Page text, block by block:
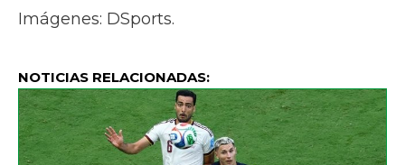
Imágenes: DSports.
NOTICIAS RELACIONADAS: